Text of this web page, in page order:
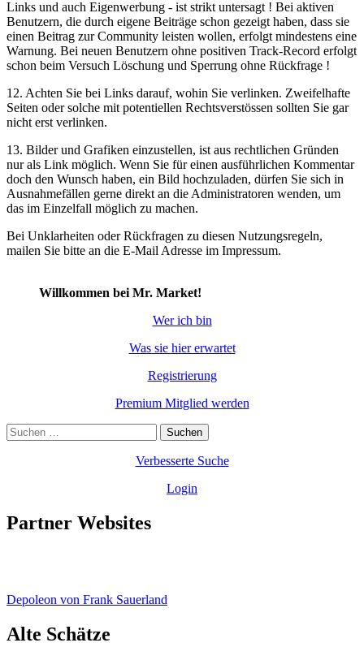
Links und auch Eigenwerbung - ist strikt untersagt ! Bei aktiven
Benutzern, die durch eigene Beiträge schon gezeigt haben, dass sie
einen Beitrag zur Community leisten wollen, erfolgt mindestens eine
Warnung. Bei neuen Benutzern ohne positiven Track-Record erfolgt
schon beim Versuch Löschung und Sperrung ohne Rückfrage !
12. Achten Sie bei Links darauf, wohin Sie verlinken. Zweifelhafte
Seiten oder solche mit potentiellen Rechtsverstössen sollten Sie gar
nicht erst verlinken.
13. Bilder und Grafiken einzustellen, ist aus rechtlichen Gründen
nur als Link möglich. Wenn Sie für einen ausführlichen Kommentar
doch den Wunsch haben, ein Bild hochzuladen, dürfen Sie sich in
Ausnahmefällen gerne direkt an die Administratoren wenden, um
das im Einzelfall möglich zu machen.
Bei Unklarheiten oder Rückfragen zu diesen Nutzungsregeln,
mailen Sie bitte an die E-Mail Adresse im Impressum.
Willkommen bei Mr. Market!
Wer ich bin
Was sie hier erwartet
Registrierung
Premium Mitglied werden
Suchen
nach:
Verbesserte Suche
Login
Partner Websites
Depoleon von Frank Sauerland
Alte Schätze